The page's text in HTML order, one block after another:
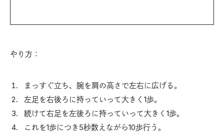
やり方：
まっすぐ立ち、腕を肩の高さで左右に広げる。
左足を右後ろに持っていって大きく1歩。
続けて右足を左後ろに持っていって大きく1歩。
これを1歩につき5秒数えながら10歩行う。